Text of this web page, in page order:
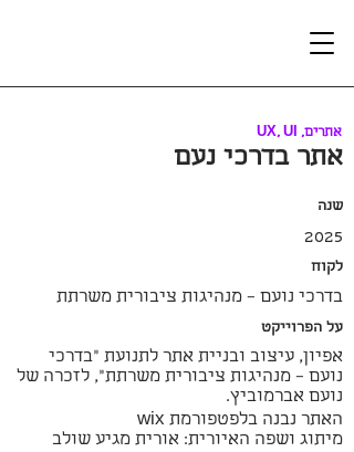
אתרים, UX, UI
אתר בדרכי נעם
שנה
2025
לקוח
בדרכי נועם – מנהיגות ציבורית משרתת
על הפרוייקט
אפיון, עיצוב ובניית אתר לתנועת "בדרכי
נועם – מנהיגות ציבורית משרתת", לזכרה של
נועם אברמוביץ.
האתר נבנה בלפטפורמת wix
מיתוג ושפה האיורית: אורית מגיע שולב